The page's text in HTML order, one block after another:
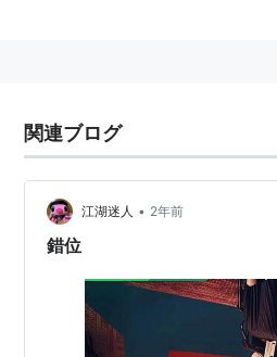
関連ブログ
江湖迷人 • 2年前
錯位